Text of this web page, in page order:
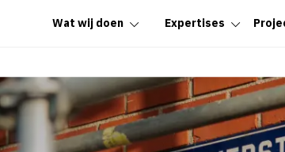
Wat wij doen Expertises